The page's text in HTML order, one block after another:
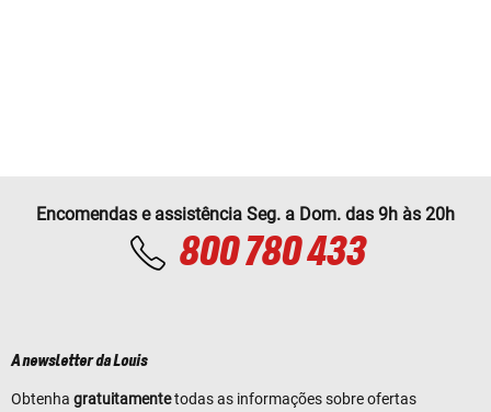
Encomendas e assistência Seg. a Dom. das 9h às 20h
800 780 433
A newsletter da Louis
Obtenha gratuitamentetodas as informações sobre ofertas